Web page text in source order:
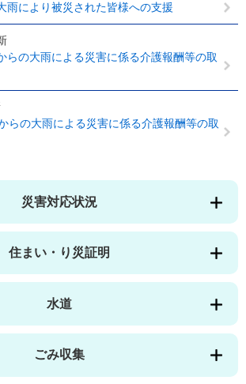
雨により被災された皆様への支援
らの大雨による災害に係る介護報酬等の取
らの大雨による災害に係る介護報酬等の取
災害対応状況
住まい・り災証明
水道
ごみ収集